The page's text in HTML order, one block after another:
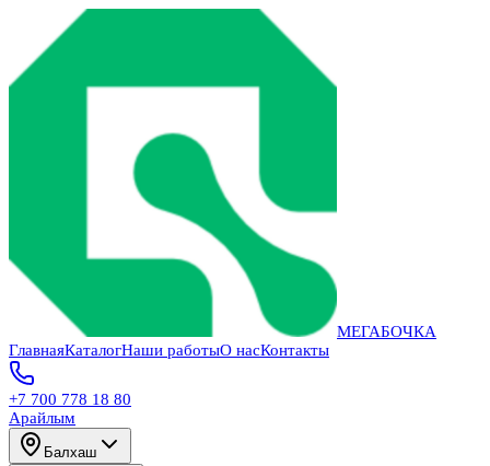
МЕГАБОЧКА
ГлавнаяКаталогНаши работыО насКонтакты
+7 700 778 18 80
Арайлым
Балхаш